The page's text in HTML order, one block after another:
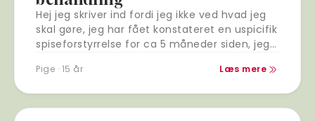
Hej jeg skriver ind fordi jeg ikke ved hvad jeg
skal gøre, jeg har fået konstateret en uspicifik
spiseforstyrrelse for ca 5 måneder siden, jeg
Pige · 15 år Læs mere